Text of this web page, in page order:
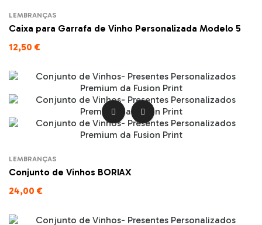
LEMBRANÇAS
Caixa para Garrafa de Vinho Personalizada Modelo 5
12,50 €
 
LEMBRANÇAS
Conjunto de Vinhos BORIAX
24,00 €